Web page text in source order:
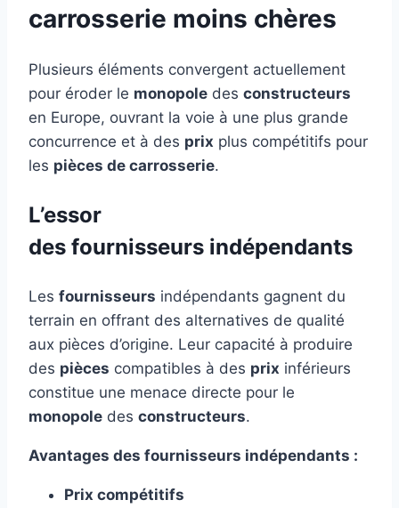
carrosserie moins chères
Plusieurs éléments convergent actuellement
pour éroder le monopole des constructeurs
en Europe, ouvrant la voie à une plus grande
concurrence et à des prix plus compétitifs pour
les pièces de carrosserie.
L’essor
des fournisseurs indépendants
Les fournisseurs indépendants gagnent du
terrain en offrant des alternatives de qualité
aux pièces d’origine. Leur capacité à produire
des pièces compatibles à des prix inférieurs
constitue une menace directe pour le
monopole des constructeurs.
Avantages des fournisseurs indépendants :
Prix compétitifs